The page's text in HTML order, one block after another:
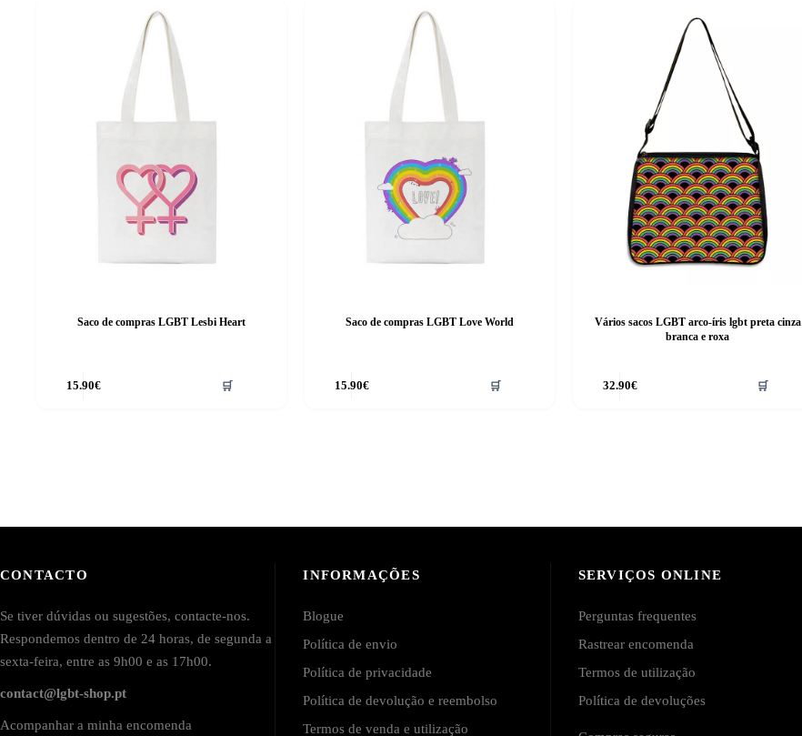
Saco de compras LGBT Lesbi Heart
15.90€ 🛒
Saco de compras LGBT Love World
15.90€ 🛒
Vários sacos LGBT arco-íris lgbt preta cinza
branca e roxa
32.90€ 🛒
CONTACTO
Se tiver dúvidas ou sugestões, contacte-nos.
Respondemos dentro de 24 horas, de segunda a
sexta-feira, entre as 9h00 e as 17h00.
contact@lgbt-shop.pt
Acompanhar a minha encomenda
INFORMAÇÕES
Blogue
Política de envio
Política de privacidade
Política de devolução e reembolso
Termos de venda e utilização
SERVIÇOS ONLINE
Perguntas frequentes
Rastrear encomenda
Termos de utilização
Política de devoluções